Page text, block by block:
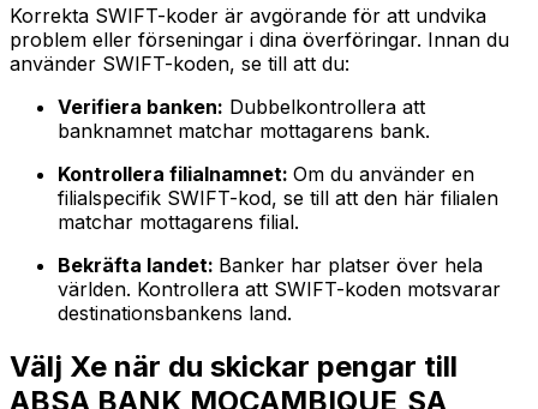
Korrekta SWIFT-koder är avgörande för att undvika
problem eller förseningar i dina överföringar. Innan du
använder SWIFT-koden, se till att du:
Verifiera banken: Dubbelkontrollera att
banknamnet matchar mottagarens bank.
Kontrollera filialnamnet: Om du använder en
filialspecifik SWIFT-kod, se till att den här filialen
matchar mottagarens filial.
Bekräfta landet: Banker har platser över hela
världen. Kontrollera att SWIFT-koden motsvarar
destinationsbankens land.
Välj Xe när du skickar pengar till
ABSA BANK MOCAMBIQUE,SA